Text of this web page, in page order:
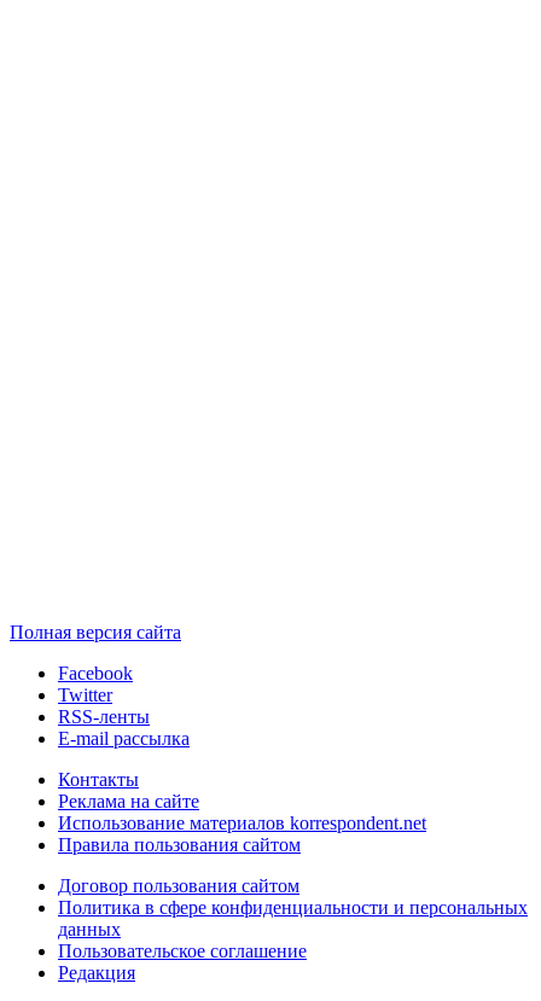
Полная версия сайта
Facebook
Twitter
RSS-ленты
E-mail рассылка
Контакты
Реклама на сайте
Использование материалов korrespondent.net
Правила пользования сайтом
Договор пользования сайтом
Политика в сфере конфиденциальности и персональных
данных
Пользовательское соглашение
Редакция